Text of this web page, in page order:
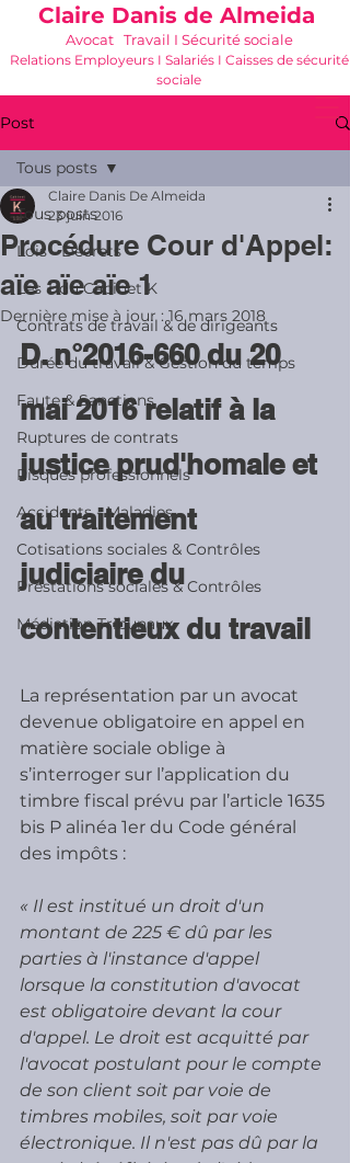
Claire Danis de Almeida
Avocat Travail I Sécurité sociale
Relations Employeurs I Salariés I Caisses de sécurité
sociale
Post
Tous posts
Lois - Décrets
Les + du Cabinet K
Contrats de travail & de dirigeants
Durée du travail & Gestion du temps
Faute & Sanctions
Ruptures de contrats
Risques professionnels
Accidents - Maladies
Cotisations sociales & Contrôles
Prestations sociales & Contrôles
Médiation Tribunaux
Tous posts
Procédure Cour d'Appel:
aïe aïe aïe 1
Claire Danis De Almeida
23 juin 2016
Dernière mise à jour :16 mars 2018
D. n°2016-660 du 20
mai 2016 relatif à la
justice prud'homale et
au traitement
judiciaire du
contentieux du travail
La représentation par un avocat
devenue obligatoire en appel en
matière sociale oblige à
s’interroger sur l’application du
timbre fiscal prévu par l’article 1635
bis P alinéa 1er du Code général
des impôts :
« Il est institué un droit d'un
montant de 225 € dû par les
parties à l'instance d'appel
lorsque la constitution d'avocat
est obligatoire devant la cour
d'appel. Le droit est acquitté par
l'avocat postulant pour le compte
de son client soit par voie de
timbres mobiles, soit par voie
électronique. Il n'est pas dû par la